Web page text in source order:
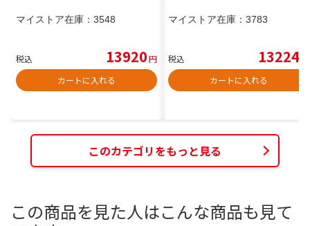
マイストア在庫： 3548
税込 13920円
カートに入れる
マイストア在庫： 3783
税込 13224
カートに入れる
このカテゴリをもっと見る
この商品を見た人はこんな商品も見て